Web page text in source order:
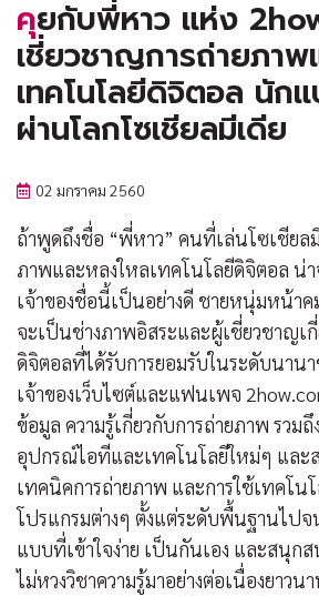
คุยกับพี่หาว แห่ง 2how.com ผู้
เชี่ยวชาญการถ่ายภาพ
เทคโนโลยีดิจิตอล นัก
ผ่านโลกโซเชียลมีเดีย
02 มกราคม 2560
ถ้าพูดถึงชื่อ “พี่หาว” คนที่เล่นโซเชียล
ภาพและหลงใหลเทคโนโลยีดิจิตอล น่
เจ้าของชื่อนี้เป็นอย่างดี ชายหนุ่มหน้า
จะเป็นช่างภาพอิสระและผู้เชี่ยวชาญเ
ดิจิตอลที่ได้รับการยอมรับในระดับนานา
เจ้าของเว็บไซต์และแฟนเพจ
ข้อมูล ความรู้เกี่ยวกับการถ่ายภาพ รวม
อุปกรณ์ไอทีและเทคโนโลยีใหม่ๆ และ
เทคนิคการถ่ายภาพ และการใช้เทคโน
โปรแกรมต่างๆ ตั้งแต่ระดับพื้นฐานไป
แบบที่เข้าใจง่าย เป็นกันเอง และสนุก
ไม่หวงวิชาความรู้มาอย่างต่อเนื่องยาว